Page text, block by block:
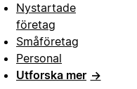
Nystartade
företag
Småföretag
Personal
Utforska mer →